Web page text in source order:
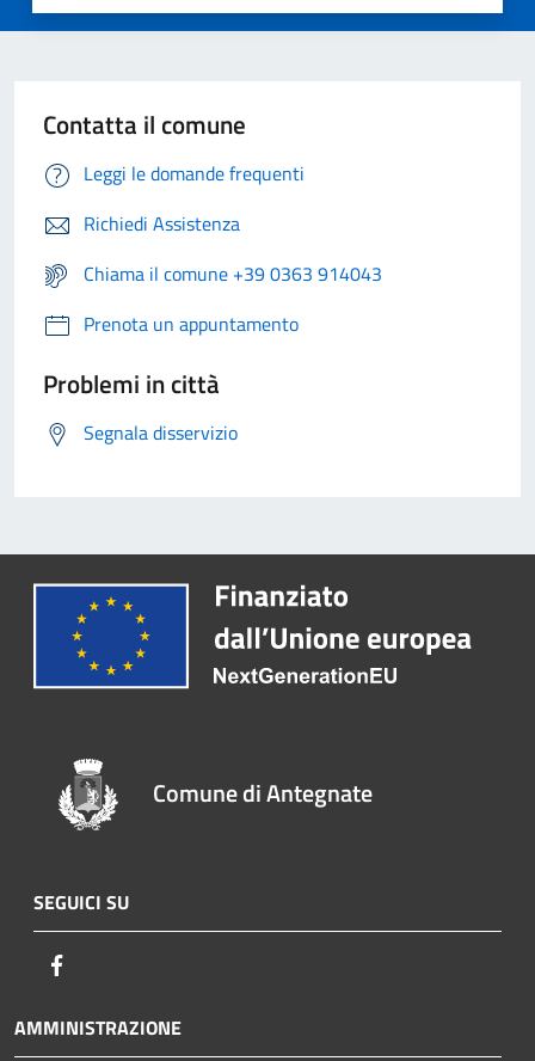
Contatta il comune
Leggi le domande frequenti
Richiedi Assistenza
Chiama il comune +39 0363 914043
Prenota un appuntamento
Problemi in città
Segnala disservizio
Comune di Antegnate
SEGUICI SU
AMMINISTRAZIONE